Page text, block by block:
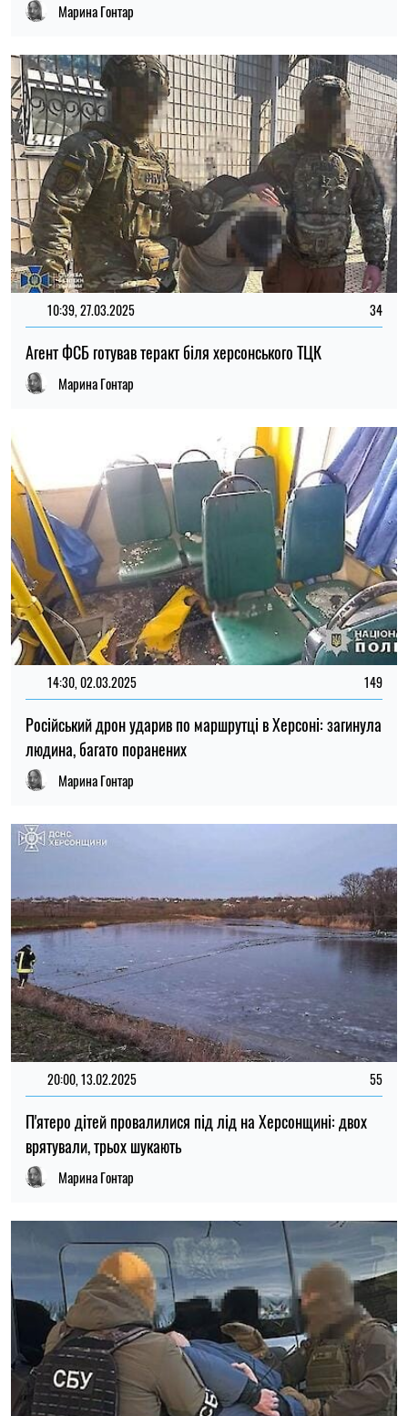
Марина Гонтар
10:39, 27.03.2025 34
Агент ФСБ готував теракт біля херсонського ТЦК
Марина Гонтар
14:30, 02.03.2025 149
Російський дрон ударив по маршрутці в Херсоні: загинула
людина, багато поранених
Марина Гонтар
20:00, 13.02.2025 55
П'ятеро дітей провалилися під лід на Херсонщині: двох
врятували, трьох шукають
Марина Гонтар